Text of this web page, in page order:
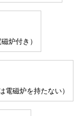
炉付き）
電磁炉を持たない）